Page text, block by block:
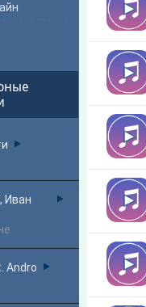
Иван
Andro